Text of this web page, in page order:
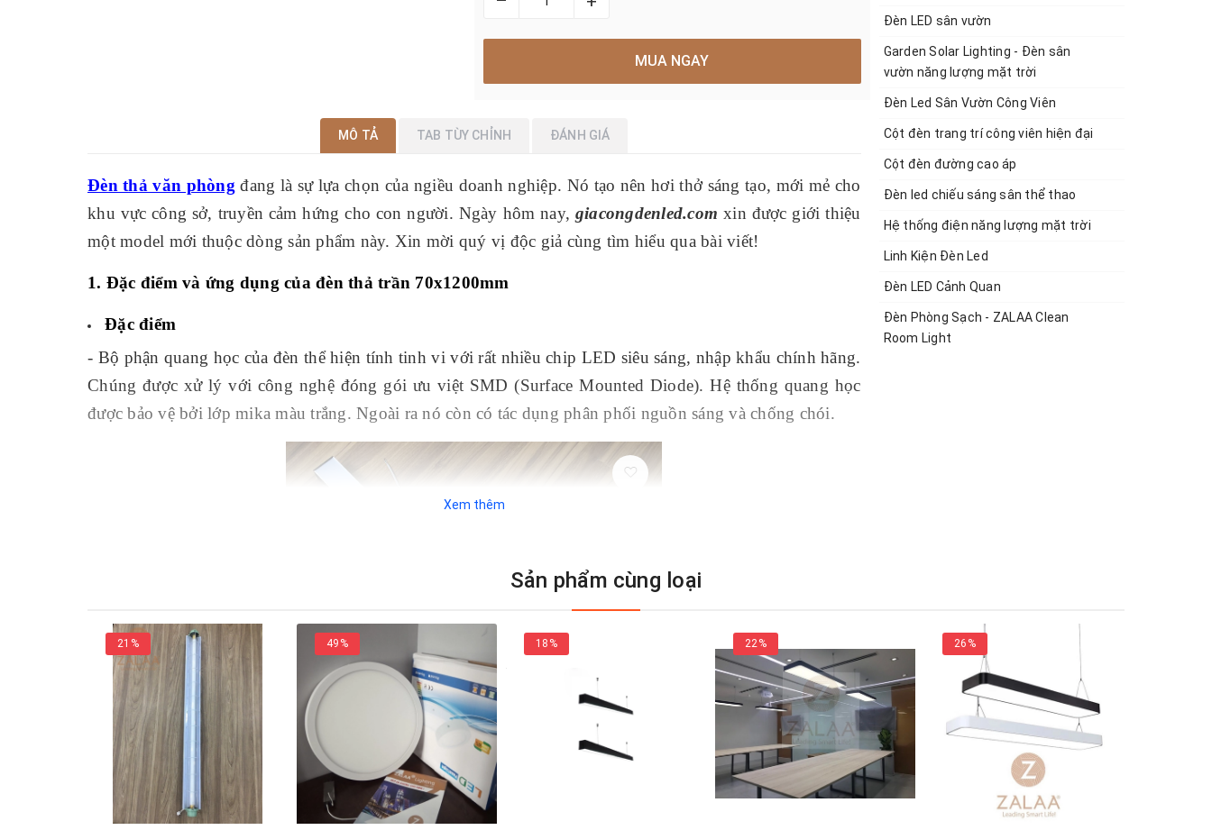
MUA NGAY
MÔ TẢ TAB TÙY CHỈNH ĐÁNH GIÁ
Đèn thả văn phòng đang là sự lựa chọn của ngiều doanh nghiệp. Nó tạo nên hơi thở sáng tạo, mới mẻ cho
khu vực công sở, truyền cảm hứng cho con người. Ngày hôm nay, giacongdenled.com xin được giới thiệu
một model mới thuộc dòng sản phẩm này. Xin mời quý vị độc giả cùng tìm hiểu qua bài viết!
1. Đặc điểm và ứng dụng của đèn thả trần 70x1200mm
Đặc điểm
- Bộ phận quang học của đèn thể hiện tính tinh vi với rất nhiều chip LED siêu sáng, nhập khẩu chính hãng.
Chúng được xử lý với công nghệ đóng gói ưu việt SMD (Surface Mounted Diode). Hệ thống quang học
được bảo vệ bởi lớp mika màu trắng. Ngoài ra nó còn có tác dụng phân phối nguồn sáng và chống chói.
Xem thêm
Đèn LED sân vườn
Garden Solar Lighting - Đèn sân
vườn năng lượng mặt trời
Đèn Led Sân Vườn Công Viên
Cột đèn trang trí công viên hiện đại
Cột đèn đường cao áp
Đèn led chiếu sáng sân thể thao
Hệ thống điện năng lượng mặt trời
Linh Kiện Đèn Led
Đèn LED Cảnh Quan
Đèn Phòng Sạch - ZALAA Clean
Room Light
Sản phẩm cùng loại
21% 49% 18% 22% 26%